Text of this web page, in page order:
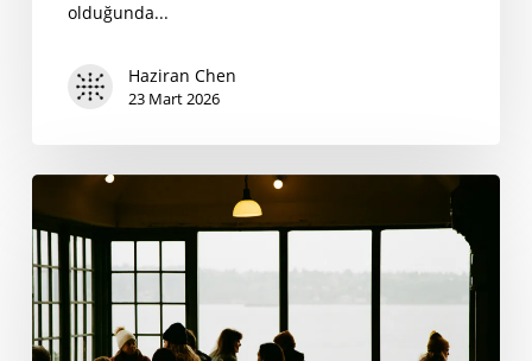
olduğunda...
Haziran Chen
23 Mart 2026
Profesyonel
Kullanım
İçin
Çeviri
Araçlarının
Güvenilirlik